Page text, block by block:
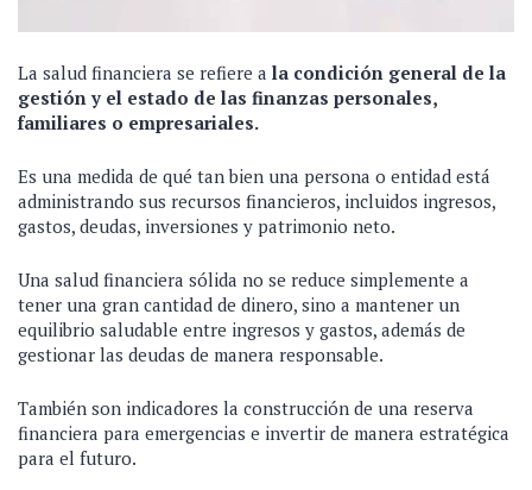
La salud financiera se refiere a la condición general de la
gestión y el estado de las finanzas personales,
familiares o empresariales.
Es una medida de qué tan bien una persona o entidad está
administrando sus recursos financieros, incluidos ingresos,
gastos, deudas, inversiones y patrimonio neto.
Una salud financiera sólida no se reduce simplemente a
tener una gran cantidad de dinero, sino a mantener un
equilibrio saludable entre ingresos y gastos, además de
gestionar las deudas de manera responsable.
También son indicadores la construcción de una reserva
financiera para emergencias e invertir de manera estratégica
para el futuro.